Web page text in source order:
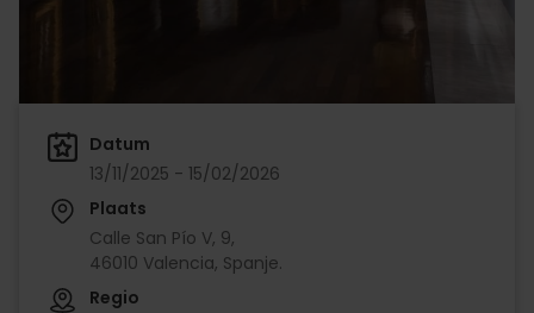
Datum
13/11/2025 - 15/02/2026
Plaats
Calle San Pío V, 9,
46010 Valencia, Spanje.
Regio